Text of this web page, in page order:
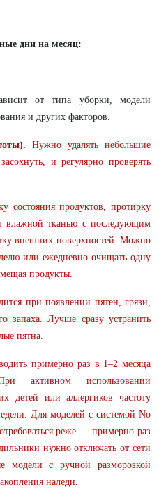
дни на месяц:
от типа уборки, модели
и других факторов.
Нужно удалять небольшие
и регулярно проверять
состояния продуктов, протирку
влажной тканью с последующим
внешних поверхностей. Можно
или ежедневно очищать одну
продукты.
при появлении пятен, грязи,
запаха. Лучше сразу устранить
пятна.
примерно раз в 1–2 месяца
активном использовании
детей или аллергиков частоту
Для моделей с системой No
реже — примерно раз
нужно отключать от сети
модели с ручной разморозкой
наледи.